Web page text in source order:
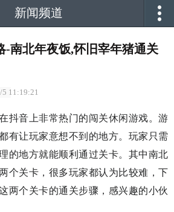
新闻频道
-南北年夜饭,怀旧宰年猪通关
5 11:19:21
抖音上非常热门的闯关休闲游戏。游
有让玩家意想不到的地方。玩家只需
的地方就能顺利通过关卡。其中南北
个关卡，很多玩家都认为比较难，下
两个关卡的通关步骤，感兴趣的小伙